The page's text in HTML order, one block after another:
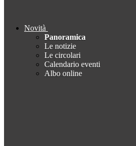
Novità
Panoramica
Le notizie
Le circolari
Calendario eventi
Albo online